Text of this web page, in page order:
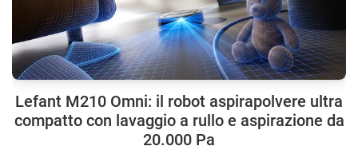
Lefant M210 Omni: il robot aspirapolvere ultra
compatto con lavaggio a rullo e aspirazione da
20.000 Pa